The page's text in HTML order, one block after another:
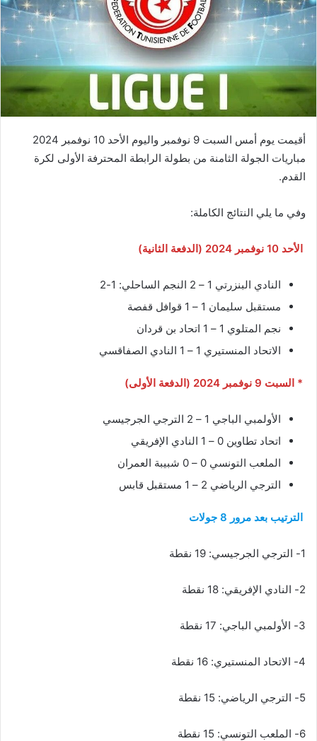
أقيمت يوم أمس السبت 9 نوفمبر واليوم الأحد 10 نوفمبر 2024
مباريات الجولة الثامنة من بطولة الرابطة المحترفة الأولى لكرة
القدم.
وفي ما يلي النتائج الكاملة:
الأحد 10 نوفمبر 2024 (الدفعة الثانية)
النادي البنزرتي 1 – 2 النجم الساحلي: 1-2
مستقبل سليمان 1 – 1 قوافل قفصة
نجم المتلوي 1 – 1 اتحاد بن قردان
الاتحاد المنستيري 1 – 1 النادي الصفاقسي
* السبت 9 نوفمبر 2024 (الدفعة الأولى)
الأولمبي الباجي 1 – 2 الترجي الجرجيسي
اتحاد تطاوين 0 – 1 النادي الإفريقي
الملعب التونسي 0 – 0 شبيبة العمران
الترجي الرياضي 2 – 1 مستقبل قابس
الترتيب بعد مرور 8 جولات
1- الترجي الجرجيسي: 19 نقطة
2- النادي الإفريقي: 18 نقطة
3- الأولمبي الباجي: 17 نقطة
4- الاتحاد المنستيري: 16 نقطة
5- الترجي الرياضي: 15 نقطة
6- الملعب التونسي: 15 نقطة